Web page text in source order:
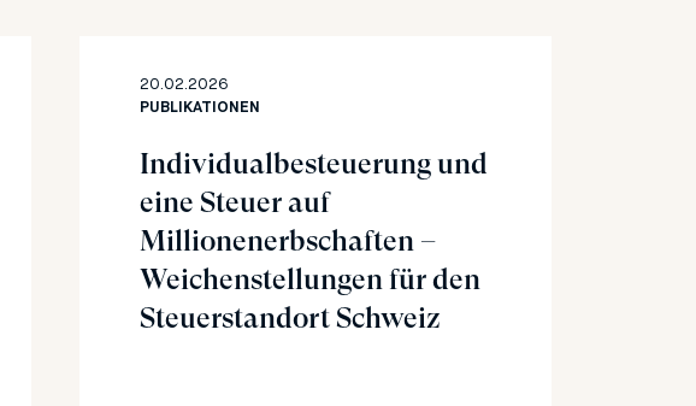
20.02.2026
PUBLIKATIONEN
Individualbesteuerung und
eine Steuer auf
Millionenerbschaften –
Weichenstellungen für den
Steuerstandort Schweiz